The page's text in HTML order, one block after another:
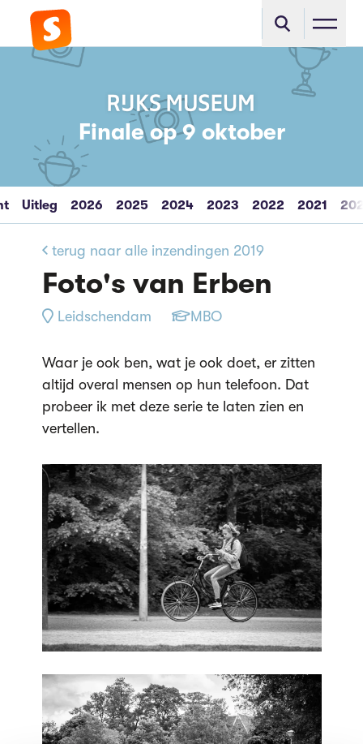
Finale op 9 oktober
Uitleg 2026 2025 2024 2023 2022 2021
terug naar alle inzendingen 2019
Foto's van Erben
Leidschendam MBO
Waar je ook ben, wat je ook doet, er zitten
altijd overal mensen op hun telefoon. Dat
probeer ik met deze serie te laten zien en
vertellen.